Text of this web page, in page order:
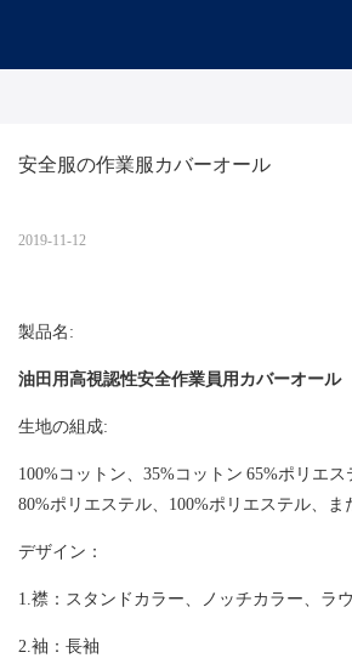
安全服の作業服カバーオール
2019-11-12
製品名:
油田用高視認性安全作業員用カバーオール
生地の組成:
100%コットン、35%コットン 65%ポリエ
80%ポリエステル、100%ポリエステル、
デザイン：
1.襟：スタンドカラー、ノッチカラー、ラ
2.袖：長袖